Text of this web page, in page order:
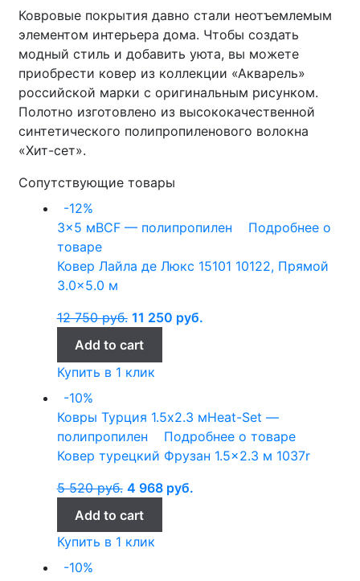
Ковровые покрытия давно стали неотъемлемым
элементом интерьера дома. Чтобы создать
модный стиль и добавить уюта, вы можете
приобрести ковер из коллекции «Акварель»
российской марки c оригинальным рисунком.
Полотно изготовлено из высококачественной
синтетического полипропиленового волокна
«Хит-сет».
Сопутствующие товары
-12%
3x5 мBCF — полипропилен
Подробнее о
товаре
Ковер Лайла де Люкс 15101 10122, Прямой
3.0×5.0 м
12 750руб. 11 250 руб.
Add to cart
Купить в 1 клик
-10%
Ковры Турция 1.5x2.3 мHeat-Set —
полипропилен
Подробнее о товаре
Ковер турецкий Фрузан 1.5×2.3 м 1037r
5 520руб. 4 968 руб.
Add to cart
Купить в 1 клик
-10%